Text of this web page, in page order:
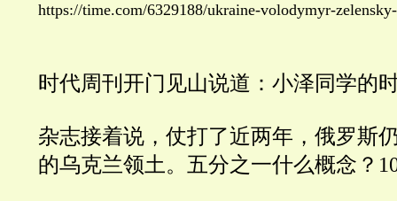
https://time.com/6329188/ukraine-volodymyr-
时代周刊开门见山说道：小泽同学的
杂志接着说，仗打了近两年，俄罗斯
的乌克兰领土。五分之一什么概念？